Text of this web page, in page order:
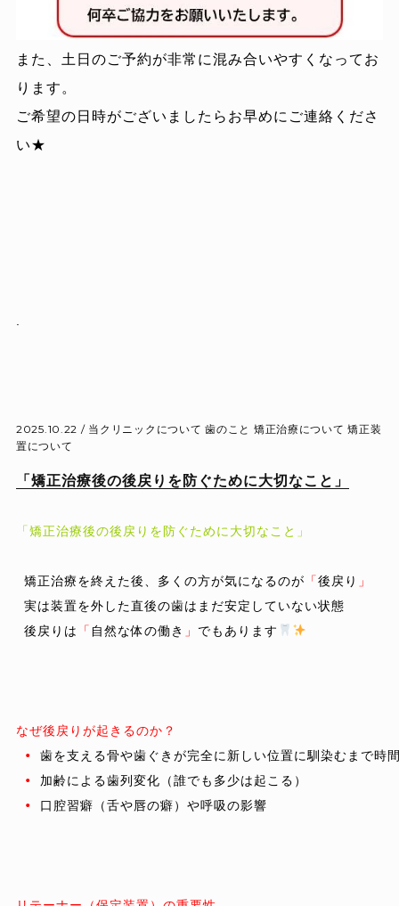
また、土日のご予約が非常に混み合いやすくなってお
ります。
ご希望の日時がございましたらお早めにご連絡くださ
い★
2025.10.22 / 当クリニックについて 歯のこと 矯正治療について 矯正装
置について
「矯正治療後の後戻りを防ぐために大切なこと」
「矯正治療後の後戻りを防ぐために大切なこと」
矯正治療を終えた後、多くの方が気になるのが 「後戻り 」
実は装置を外した直後の歯はまだ安定していない状態
後戻りは
「 自然な体の働き 」 でもあります
なぜ後戻りが起きるのか？
•
歯を支える骨や歯ぐきが完全に新しい位置に馴染むまで時
•
加齢による歯列変化（誰でも多少は起こる）
•
口腔習癖（舌や唇の癖）や呼吸の影響